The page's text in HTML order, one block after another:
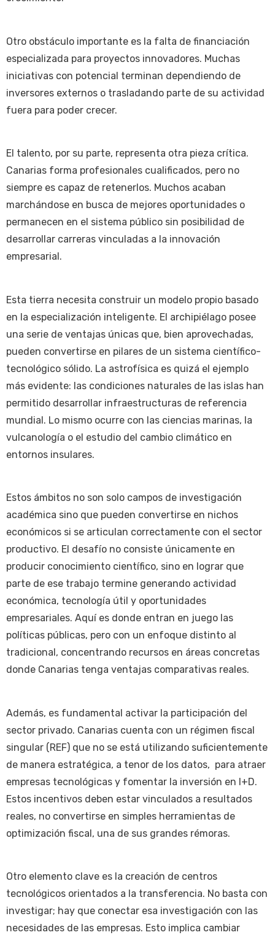
Otro obstáculo importante es la falta de financiación
especializada para proyectos innovadores. Muchas
iniciativas con potencial terminan dependiendo de
inversores externos o trasladando parte de su actividad
fuera para poder crecer.
El talento, por su parte, representa otra pieza crítica.
Canarias forma profesionales cualificados, pero no
siempre es capaz de retenerlos. Muchos acaban
marchándose en busca de mejores oportunidades o
permanecen en el sistema público sin posibilidad de
desarrollar carreras vinculadas a la innovación
empresarial.
Esta tierra necesita construir un modelo propio basado
en la especialización inteligente. El archipiélago posee
una serie de ventajas únicas que, bien aprovechadas,
pueden convertirse en pilares de un sistema científico-
tecnológico sólido. La astrofísica es quizá el ejemplo
más evidente: las condiciones naturales de las islas han
permitido desarrollar infraestructuras de referencia
mundial. Lo mismo ocurre con las ciencias marinas, la
vulcanología o el estudio del cambio climático en
entornos insulares.
Estos ámbitos no son solo campos de investigación
académica sino que pueden convertirse en nichos
económicos si se articulan correctamente con el sector
productivo. El desafío no consiste únicamente en
producir conocimiento científico, sino en lograr que
parte de ese trabajo termine generando actividad
económica, tecnología útil y oportunidades
empresariales. Aquí es donde entran en juego las
políticas públicas, pero con un enfoque distinto al
tradicional, concentrando recursos en áreas concretas
donde Canarias tenga ventajas comparativas reales.
Además, es fundamental activar la participación del
sector privado. Canarias cuenta con un régimen fiscal
singular (REF) que no se está utilizando suficientemente
de manera estratégica, a tenor de los datos, para atraer
empresas tecnológicas y fomentar la inversión en I+D.
Estos incentivos deben estar vinculados a resultados
reales, no convertirse en simples herramientas de
optimización fiscal, una de sus grandes rémoras.
Otro elemento clave es la creación de centros
tecnológicos orientados a la transferencia. No basta con
investigar; hay que conectar esa investigación con las
necesidades de las empresas. Esto implica cambiar